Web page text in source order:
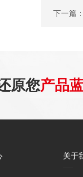
下一篇
原您产品
关于